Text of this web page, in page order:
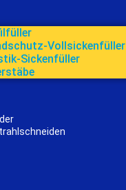
Vollsickenfüller
Sickenfüller